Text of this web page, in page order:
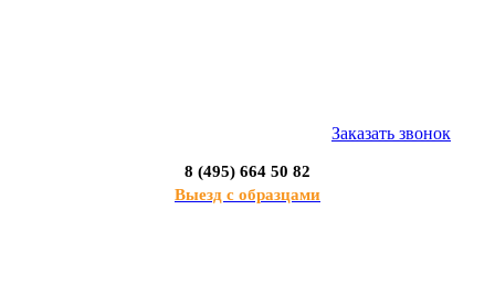
Заказать звонок
8 (495) 664 50 82
Выезд с образцами